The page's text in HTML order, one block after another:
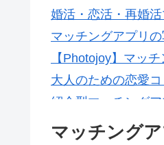
婚活・恋活・再婚
マッチングアプリの
【Photojoy】マッ
大人のための恋愛
紹介型マッチング
マッチング